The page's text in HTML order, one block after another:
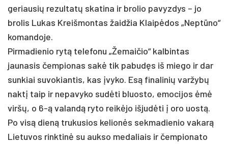
geriausių rezultatų skatina ir brolio pavyzdys – jo
brolis Lukas Kreišmontas žaidžia Klaipėdos „Neptūno“
komandoje.
Pirmadienio rytą telefonu „Žemaičio“ kalbintas
jaunasis čempionas sakė tik pabudęs iš miego ir dar
sunkiai suvokiantis, kas įvyko. Esą finalinių varžybų
naktį taip ir nepavyko sudėti bluosto, emocijos ėmė
viršų, o 6-ą valandą ryto reikėjo išjudėti į oro uostą.
Po visą dieną trukusios kelionės sekmadienio vakarą
Lietuvos rinktinė su aukso medaliais ir čempionato